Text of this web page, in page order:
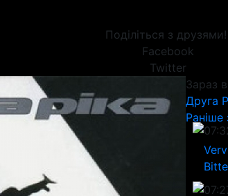
Поділіться з друзями!
Facebook
Twitter
Зараз в
Друга
Раніше